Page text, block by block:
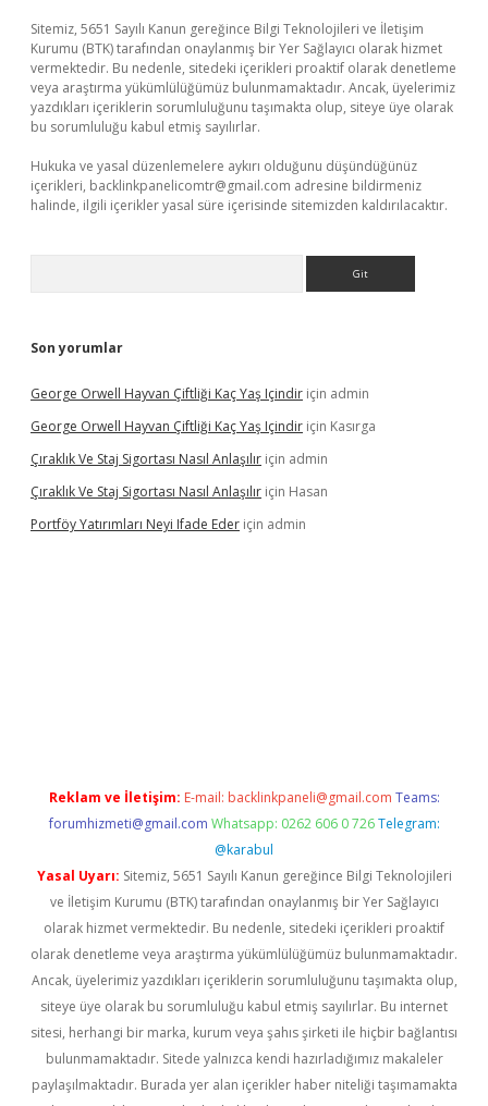
Sitemiz, 5651 Sayılı Kanun gereğince Bilgi Teknolojileri ve İletişim
Kurumu (BTK) tarafından onaylanmış bir Yer Sağlayıcı olarak hizmet
vermektedir. Bu nedenle, sitedeki içerikleri proaktif olarak denetleme
veya araştırma yükümlülüğümüz bulunmamaktadır. Ancak, üyelerimiz
yazdıkları içeriklerin sorumluluğunu taşımakta olup, siteye üye olarak
bu sorumluluğu kabul etmiş sayılırlar.
Hukuka ve yasal düzenlemelere aykırı olduğunu düşündüğünüz
içerikleri, backlinkpanelicomtr@gmail.com adresine bildirmeniz
halinde, ilgili içerikler yasal süre içerisinde sitemizden kaldırılacaktır.
Son yorumlar
George Orwell Hayvan Çiftliği Kaç Yaş Içindir için admin
George Orwell Hayvan Çiftliği Kaç Yaş Içindir için Kasırga
Çıraklık Ve Staj Sigortası Nasıl Anlaşılır için admin
Çıraklık Ve Staj Sigortası Nasıl Anlaşılır için Hasan
Portföy Yatırımları Neyi Ifade Eder için admin
Reklam ve İletişim: E-mail: backlinkpaneli@gmail.com Teams:
forumhizmeti@gmail.com Whatsapp: 0262 606 0 726 Telegram:
@karabul
Yasal Uyarı: Sitemiz, 5651 Sayılı Kanun gereğince Bilgi Teknolojileri
ve İletişim Kurumu (BTK) tarafından onaylanmış bir Yer Sağlayıcı
olarak hizmet vermektedir. Bu nedenle, sitedeki içerikleri proaktif
olarak denetleme veya araştırma yükümlülüğümüz bulunmamaktadır.
Ancak, üyelerimiz yazdıkları içeriklerin sorumluluğunu taşımakta olup,
siteye üye olarak bu sorumluluğu kabul etmiş sayılırlar. Bu internet
sitesi, herhangi bir marka, kurum veya şahıs şirketi ile hiçbir bağlantısı
bulunmamaktadır. Sitede yalnızca kendi hazırladığımız makaleler
paylaşılmaktadır. Burada yer alan içerikler haber niteliği taşımamakta